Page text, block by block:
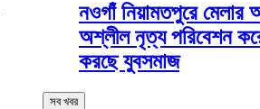
নওগাঁ নিয়ামতপুরে মেলার
অশ্লীল নৃত্য পরিবেশন
করছে যুবসমাজ
সব খবর